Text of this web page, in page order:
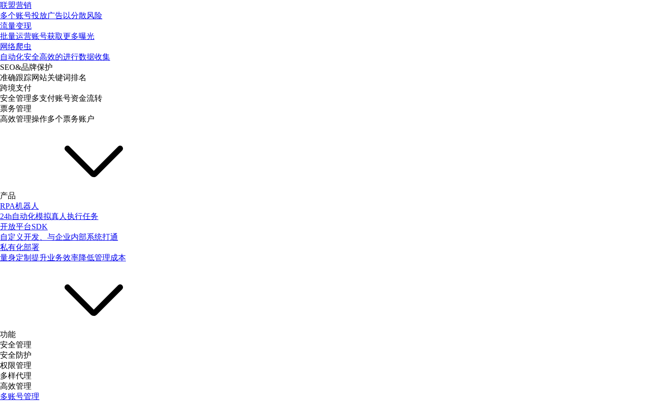
联盟营销
多个账号投放广告以分散风险
流量变现
批量运营账号获取更多曝光
网络爬虫
自动化安全高效的进行数据收集
SEO&品牌保护
准确跟踪网站关键词排名
跨境支付
安全管理多支付账号资金流转
票务管理
高效管理操作多个票务账户
产品
RPA机器人
24h自动化模拟真人执行任务
开放平台SDK
自定义开发、与企业内部系统打通
私有化部署
量身定制提升业务效率降低管理成本
功能
安全管理
安全防护
权限管理
多样代理
高效管理
多账号管理